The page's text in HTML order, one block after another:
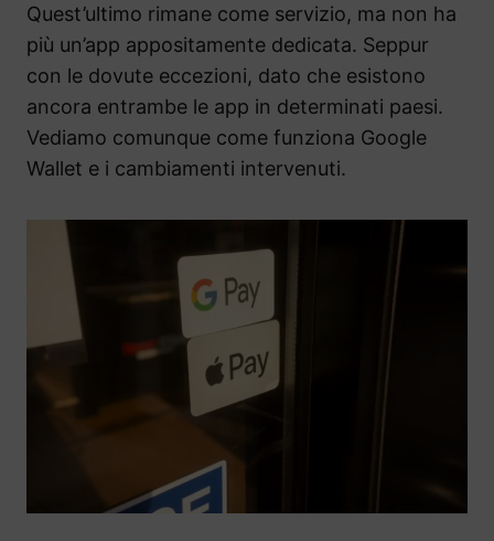
Quest’ultimo rimane come servizio, ma non ha
più un’app appositamente dedicata. Seppur
con le dovute eccezioni, dato che esistono
ancora entrambe le app in determinati paesi.
Vediamo comunque come funziona Google
Wallet e i cambiamenti intervenuti.